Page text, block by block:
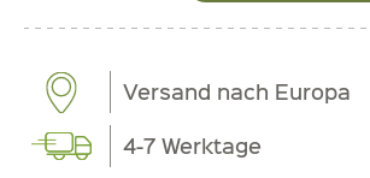
Versand nach Europa
4-7 Werktage